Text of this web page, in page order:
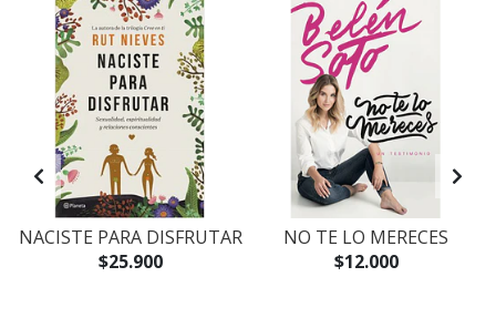
NACISTE PARA DISFRUTAR
$25.900
NO TE LO MERECES
$12.000